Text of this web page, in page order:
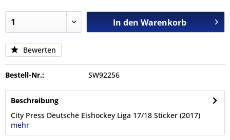
In den Warenkorb
Bewerten
Bestell-Nr.: SW92256
Beschreibung
City Press Deutsche Eishockey Liga 17/18 Sticker (2017)
mehr